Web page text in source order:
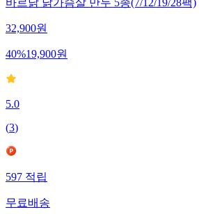
바르닭 닭가슴살 만두 5종(7/12/19/28팩)
32,900원
40%19,900원
5.0
(3)
597적립
무료배송